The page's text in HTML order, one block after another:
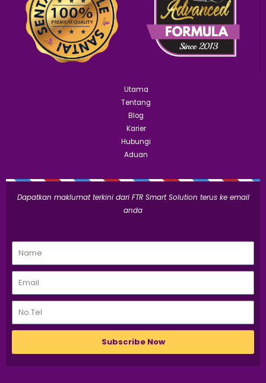
Utama
Tentang
Blog
Karier
Hubungi
Aduan
Dapatkan maklumat terkini dari FTR Smart Solution terus ke email
anda
Subscribe Now